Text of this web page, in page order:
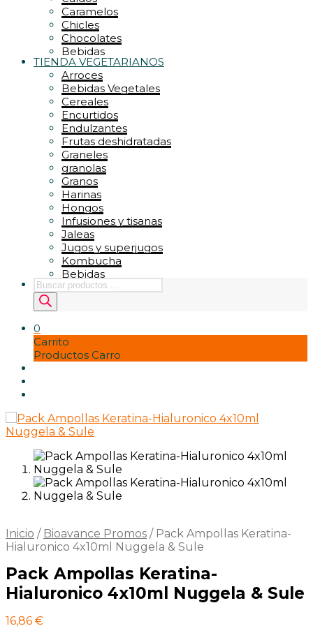
REPOSTERIA / DULCES
PASTELERIA – PAN
CHOCOLATES – CACAO
COBERTURAS – FONDAS
RELLENOS – GLASEADOS
SIROPES – ARROPES
Caramelos
Chicles
Chocolates
Bebidas
Chocolates y Cacao
Conservas
Cremas de untar
Dulces
Encurtidos
Endulzantes
Energéticos
Cereales
TIENDA VEGETARIANOS
Arroces
Bebidas Vegetales
Cereales
Encurtidos
Endulzantes
Frutas deshidratadas
Graneles
granolas
Granos
Harinas
Hongos
Infusiones y tisanas
Jaleas
Jugos y superjugos
Kombucha
Bebidas
Legumbres
pastas y harinas
Postres vegetales
Tofu
Tortillas y bases
Zumos
Búsqueda
de
productos
0
Carrito
Productos Carro
Inicio / Bioavance Promos /Pack Ampollas Keratina-
Hialuronico 4x10ml Nuggela & Sule
Pack Ampollas Keratina-
Hialuronico 4x10ml Nuggela & Sule
16,86 €